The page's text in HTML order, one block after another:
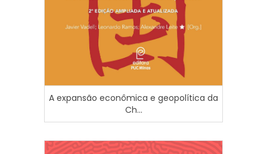
A expansão econômica e geopolítica da
Ch...